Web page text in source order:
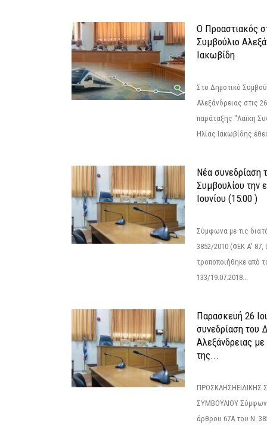
Ο Προαστιακός
Συμβούλιο
Ιακωβίδη
Στο Δημοτικό
Αλεξάνδρειας στις
παράταξης "Λαϊκη
Ηλίας Ιακωβίδης
Νέα συνεδρίαση
Συμβουλίου την
Ιουνίου (15:00 )
Σύμφωνα με τις
3852/2010 (ΦΕΚ Α’ 87,
τροποποιήθηκε από
133/19.07.2018...
Παρασκευή 26
συνεδρίαση του
Αλεξάνδρειας
της...
ΠΡΟΣΚΛΗΣΗΕΙΔΙΚΗΣ
ΣΥΜΒΟΥΛΙΟΥ
άρθρου 67Α του Ν.